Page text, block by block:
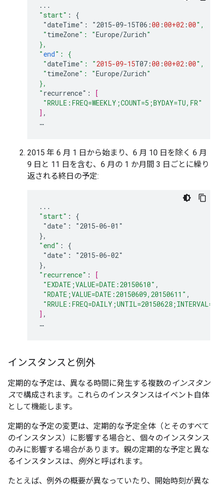
...
"start" :
{
"dateTime":
"2015-09-15T06 :00 :00+02 :00",
" timeZone": "Europe/Zurich"
},
" end": {
"dateTime": " 2015-09-15T07 :00 :00+02 :00",
" timeZone": "Europe/Zurich"
},
" recurrence" :
[
"RRULE:FREQ=WEEKLY;COUNT=5;BYDAY=TU,FR"
] ,
…
2015 年 6 月 1 日から始まり、6 月 10 日を除く 6 月
9 日と 11 日を含む、6 月の 1 か月間 3 日ごとに繰り
返される終日の予定:
...
"start" :
{
"date":
"2015-06-01"
},
"end" :
{
"date":
"2015-06-02"
},
"recurrence" :
[
"EXDATE;VALUE=DATE:20150610" ,
"RDATE;VALUE=DATE:20150609,20150611" ,
] ,
…
インスタンスと例外
定期的な予定は、異なる時間に発生する複数の インスタン
スで構成されます。これらのインスタンスはイベント自体
として機能します。
定期的な予定の変更は、定期的な予定全体（とそのすべて
のインスタンス）に影響する場合と、個々のインスタンス
のみに影響する場合があります。親の定期的な予定と異な
るインスタンスは、
例外と呼ばれます。
たとえば、例外の概要が異なっていたり、開始時刻が異な